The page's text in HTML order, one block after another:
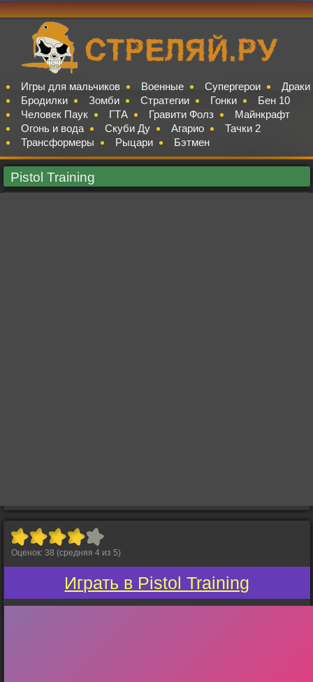
Игры для мальчиков Военные Супергерои
Драки
Бродилки
Зомби Стратегии Гонки
Бен 10
Человек Паук
ГТА Гравити Фолз
Майнкрафт
Огонь и вода
Скуби Ду Агарио
Тачки 2
Трансформеры
Рыцари Бэтмен
Pistol Training
Оценок: 38 (средняя 4 из 5)
Играть в Pistol Training